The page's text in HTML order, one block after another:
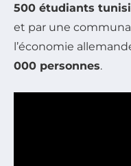
500 étudiants
et par une
l’économie
000 personnes.